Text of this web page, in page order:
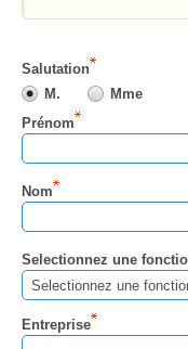
Salutation
M.
Mme
Prénom
Nom
Selectionnez une
Selectionnez une
Entreprise